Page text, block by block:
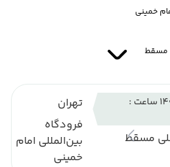
خمینی
مسقط
(09 تیر 1405 ساعت :
مسقط
تهران
فرودگاه
بین‌المللی امام
خمینی